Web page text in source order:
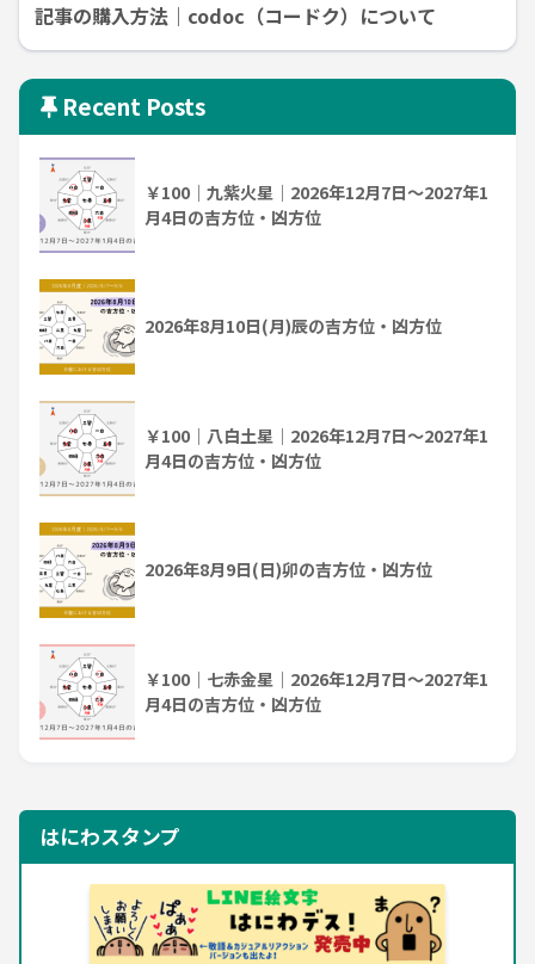
記事の購入方法｜codoc（コードク）について
Recent Posts
￥100｜九紫火星｜2026年12月7日～2027年1
月4日の吉方位・凶方位
2026年8月10日(月)辰の吉方位・凶方位
￥100｜八白土星｜2026年12月7日～2027年1
月4日の吉方位・凶方位
2026年8月9日(日)卯の吉方位・凶方位
￥100｜七赤金星｜2026年12月7日～2027年1
月4日の吉方位・凶方位
はにわスタンプ